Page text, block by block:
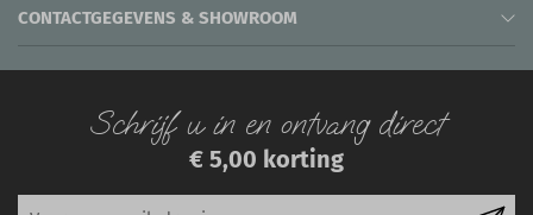
CONTACTGEGEVENS & SHOWROOM
Schrijf u in en ontvang direct
€ 5,00 korting